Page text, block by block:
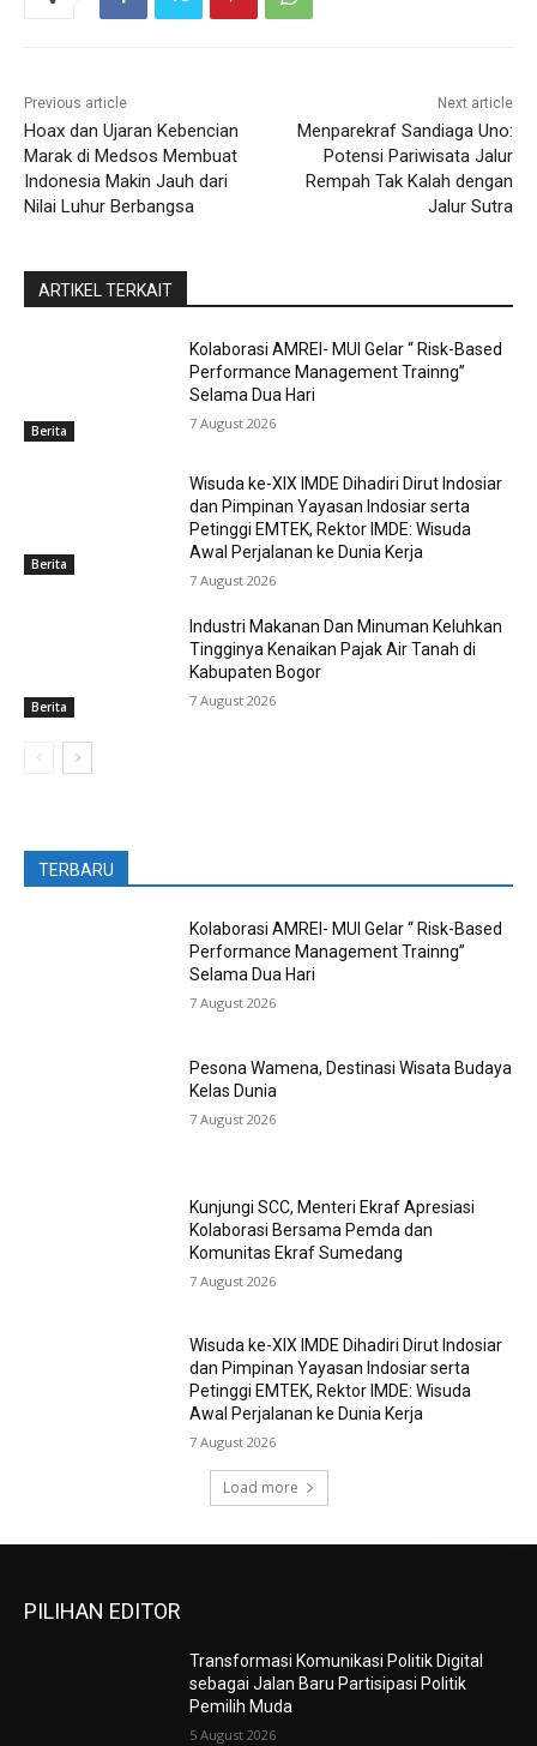
Previous article
Hoax dan Ujaran Kebencian
Marak di Medsos Membuat
Indonesia Makin Jauh dari
Nilai Luhur Berbangsa
Next article
Menparekraf Sandiaga Uno:
Potensi Pariwisata Jalur
Rempah Tak Kalah dengan
Jalur Sutra
ARTIKEL TERKAIT
Berita
Kolaborasi AMREI- MUI Gelar “ Risk-Based
Performance Management Trainng”
Selama Dua Hari
7 August 2026
Berita
Wisuda ke-XIX IMDE Dihadiri Dirut Indosiar
dan Pimpinan Yayasan Indosiar serta
Petinggi EMTEK, Rektor IMDE: Wisuda
Awal Perjalanan ke Dunia Kerja
7 August 2026
Berita
Industri Makanan Dan Minuman Keluhkan
Tingginya Kenaikan Pajak Air Tanah di
Kabupaten Bogor
7 August 2026
TERBARU
Kolaborasi AMREI- MUI Gelar “ Risk-Based
Performance Management Trainng”
Selama Dua Hari
7 August 2026
Pesona Wamena, Destinasi Wisata Budaya
Kelas Dunia
7 August 2026
Kunjungi SCC, Menteri Ekraf Apresiasi
Kolaborasi Bersama Pemda dan
Komunitas Ekraf Sumedang
7 August 2026
Wisuda ke-XIX IMDE Dihadiri Dirut Indosiar
dan Pimpinan Yayasan Indosiar serta
Petinggi EMTEK, Rektor IMDE: Wisuda
Awal Perjalanan ke Dunia Kerja
7 August 2026
Load more
PILIHAN EDITOR
Transformasi Komunikasi Politik Digital
sebagai Jalan Baru Partisipasi Politik
Pemilih Muda
5 August 2026